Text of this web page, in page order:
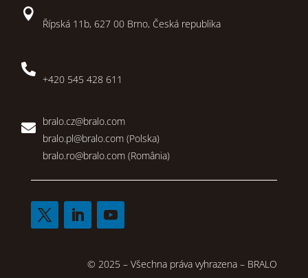

Řípská 11b, 627 00 Brno, Česká republika

+420 545 428 611
 bralo.cz@bralo.com
bralo.pl@bralo.com (Polska)
bralo.ro@bralo.com (România)
© 2025 – Všechna práva vyhrazena – BRALO